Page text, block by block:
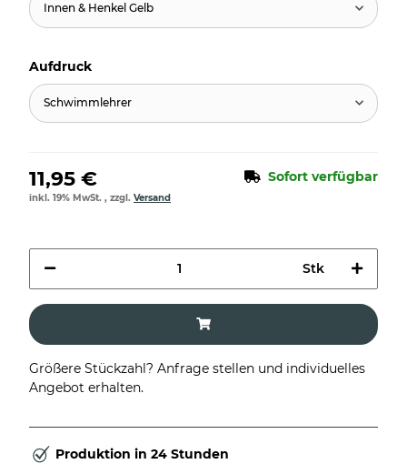
Innen & Henkel Gelb
Aufdruck
Schwimmlehrer
11,95 € Sofort verfügbar
inkl. 19% MwSt. , zzgl. Versand
Stk
Größere Stückzahl? Anfrage stellen und individuelles
Angebot erhalten.
Produktion in 24 Stunden